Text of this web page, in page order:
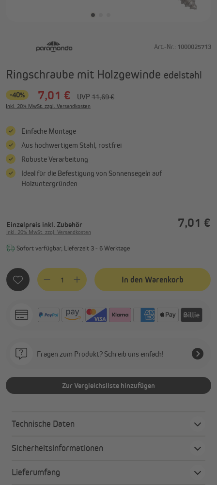
Art.-Nr.: 1000025713
Ringschraube mit Holzgewinde edelstahl
-40% 7,01 € UVP 11,69 €
Inkl. 20% MwSt. zzgl. Versandkosten
Einfache Montage
Aus hochwertigem Stahl, rostfrei
Robuste Verarbeitung
Ideal für die Befestigung von Sonnensegeln auf
Holzuntergründen
Einzelpreis inkl. Zubehör 7,01 €
Inkl. 20% MwSt. zzgl. Versandkosten
Sofort verfügbar, Lieferzeit 3 - 6 Werktage
Produkt Anzahl: Gib den gewünschten Wert ein oder
In den Warenkorb
Fragen zum Produkt? Schreib uns einfach!
Zur Vergleichsliste hinzufügen
Technische Daten
Sicherheitsinformationen
Lieferumfang